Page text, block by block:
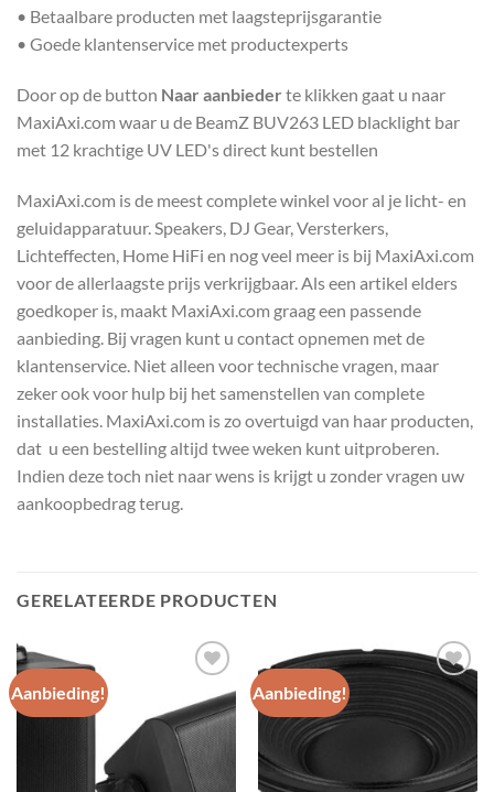
• Betaalbare producten met laagsteprijsgarantie
• Goede klantenservice met productexperts
Door op de button Naar aanbieder te klikken gaat u naar
MaxiAxi.com waar u de BeamZ BUV263 LED blacklight bar
met 12 krachtige UV LED's direct kunt bestellen
MaxiAxi.com is de meest complete winkel voor al je licht- en
geluidapparatuur. Speakers, DJ Gear, Versterkers,
Lichteffecten, Home HiFi en nog veel meer is bij MaxiAxi.com
voor de allerlaagste prijs verkrijgbaar. Als een artikel elders
goedkoper is, maakt MaxiAxi.com graag een passende
aanbieding. Bij vragen kunt u contact opnemen met de
klantenservice. Niet alleen voor technische vragen, maar
zeker ook voor hulp bij het samenstellen van complete
installaties. MaxiAxi.com is zo overtuigd van haar producten,
dat u een bestelling altijd twee weken kunt uitproberen.
Indien deze toch niet naar wens is krijgt u zonder vragen uw
aankoopbedrag terug.
GERELATEERDE PRODUCTEN
Aanbieding!
Toevoegen
aan
wenslijst
Aanbieding!
Toevoegen
aan
wenslijst